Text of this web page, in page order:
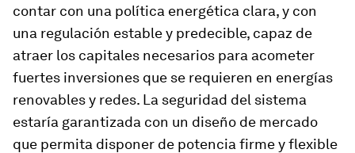
contar con una política energética clara, y con
una regulación estable y predecible, capaz de
atraer los capitales necesarios para acometer
fuertes inversiones que se requieren en energías
renovables y redes. La seguridad del sistema
estaría garantizada con un diseño de mercado
que permita disponer de potencia firme y flexible